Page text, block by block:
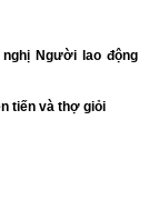
nghị Người lao động
tiến và thợ giỏi